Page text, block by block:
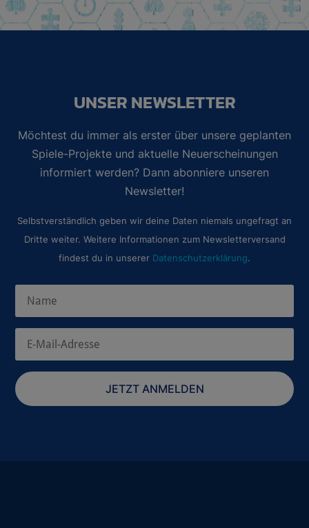
UNSER NEWSLETTER
Möchtest du immer als erster über unsere geplanten
Spiele-Projekte und aktuelle Neuerscheinungen
informiert werden? Dann abonniere unseren
Newsletter!
Selbstverständlich geben wir deine Daten niemals ungefragt an
Dritte weiter. Weitere Informationen zum Newsletterversand
findest du in unserer Datenschutzerklärung.
JETZT ANMELDEN